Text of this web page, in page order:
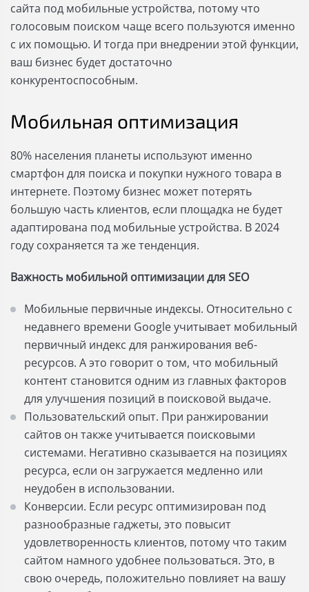
сайта под мобильные устройства, потому что
голосовым поиском чаще всего пользуются именно
с их помощью. И тогда при внедрении этой функции,
ваш бизнес будет достаточно
конкурентоспособным.
Мобильная оптимизация
80% населения планеты используют именно
смартфон для поиска и покупки нужного товара в
интернете. Поэтому бизнес может потерять
большую часть клиентов, если площадка не будет
адаптирована под мобильные устройства. В 2024
году сохраняется та же тенденция.
Важность мобильной оптимизации для SEO
Мобильные первичные индексы. Относительно с
недавнего времени Google учитывает мобильный
первичный индекс для ранжирования веб-
ресурсов. А это говорит о том, что мобильный
контент становится одним из главных факторов
для улучшения позиций в поисковой выдаче.
Пользовательский опыт. При ранжировании
сайтов он также учитывается поисковыми
системами. Негативно сказывается на позициях
ресурса, если он загружается медленно или
неудобен в использовании.
Конверсии. Если ресурс оптимизирован под
разнообразные гаджеты, это повысит
удовлетворенность клиентов, потому что таким
сайтом намного удобнее пользоваться. Это, в
свою очередь, положительно повлияет на вашу